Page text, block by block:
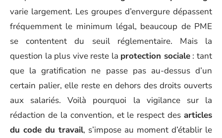
varie largement. Les groupes d’envergure dépassent
fréquemment le minimum légal, beaucoup de PME
se contentent du seuil réglementaire. Mais la
question la plus vive reste la protection sociale: tant
que la gratification ne passe pas au-dessus d’un
certain palier, elle reste en dehors des droits ouverts
aux salariés. Voilà pourquoi la vigilance sur la
rédaction de la convention, et le respect des articles
du code du travail, s’impose au moment d’établir le